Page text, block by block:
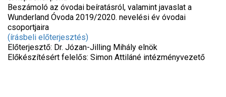
Beszámoló az óvodai beíratásról, valamint javaslat a
Wunderland Óvoda 2019/2020. nevelési év óvodai
csoportjaira
(írásbeli előterjesztés)
Előterjesztő: Dr. Józan-Jilling Mihály elnök
Előkészítésért felelős: Simon Attiláné intézményvezető